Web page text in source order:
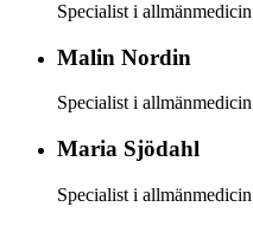
Specialist i allmänmedicin
Malin Nordin
Specialist i allmänmedicin
Maria Sjödahl
Specialist i allmänmedicin